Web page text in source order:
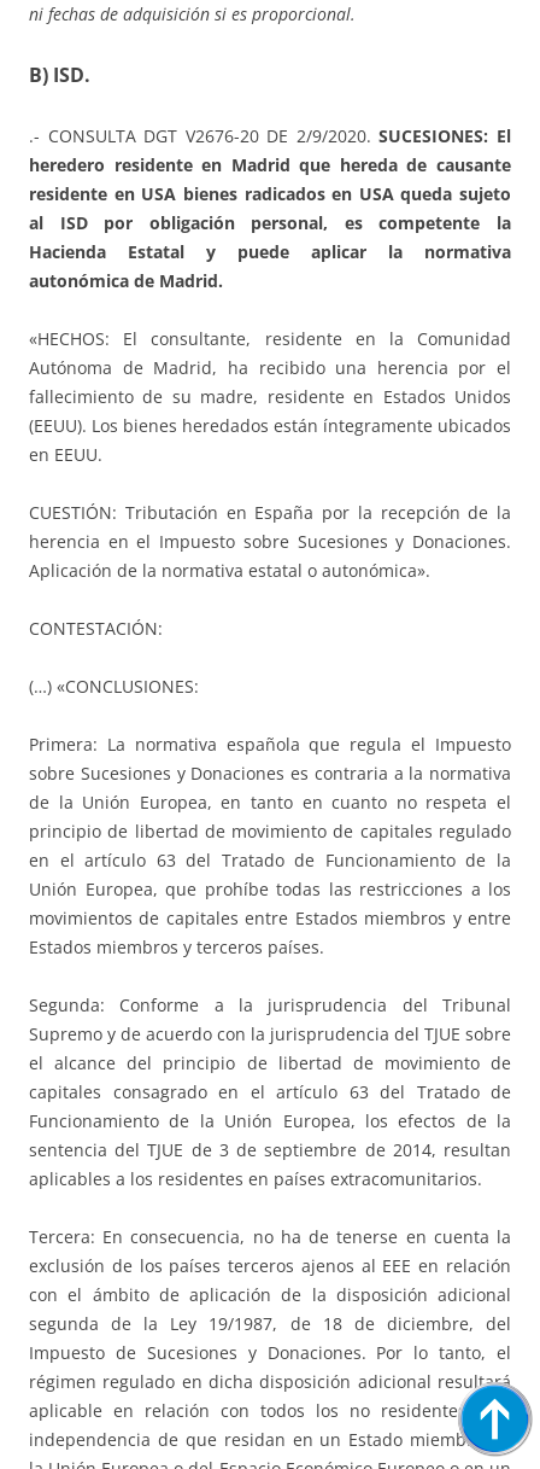
ni fechas de adquisición si es proporcional.
B) ISD.
.- CONSULTA DGT V2676-20 DE 2/9/2020.SUCESIONES: El
heredero residente en Madrid que hereda de causante
residente en USA bienes radicados en USA queda sujeto
al ISD por obligación personal, es competente la
Hacienda Estatal y puede aplicar la normativa
autonómica de Madrid.
«HECHOS: El consultante, residente en la Comunidad
Autónoma de Madrid, ha recibido una herencia por el
fallecimiento de su madre, residente en Estados Unidos
(EEUU). Los bienes heredados están íntegramente ubicados
en EEUU.
CUESTIÓN: Tributación en España por la recepción de la
herencia en el Impuesto sobre Sucesiones y Donaciones.
Aplicación de la normativa estatal o autonómica».
CONTESTACIÓN:
(…) «CONCLUSIONES:
Primera: La normativa española que regula el Impuesto
sobre Sucesiones y Donaciones es contraria a la normativa
de la Unión Europea, en tanto en cuanto no respeta el
principio de libertad de movimiento de capitales regulado
en el artículo 63 del Tratado de Funcionamiento de la
Unión Europea, que prohíbe todas las restricciones a los
movimientos de capitales entre Estados miembros y entre
Estados miembros y terceros países.
Segunda: Conforme a la jurisprudencia del Tribunal
Supremo y de acuerdo con la jurisprudencia del TJUE sobre
el alcance del principio de libertad de movimiento de
capitales consagrado en el artículo 63 del Tratado de
Funcionamiento de la Unión Europea, los efectos de la
sentencia del TJUE de 3 de septiembre de 2014, resultan
aplicables a los residentes en países extracomunitarios.
Tercera: En consecuencia, no ha de tenerse en cuenta la
exclusión de los países terceros ajenos al EEE en relación
con el ámbito de aplicación de la disposición adicional
segunda de la Ley 19/1987, de 18 de diciembre, del
Impuesto de Sucesiones y Donaciones. Por lo tanto, el
régimen regulado en dicha disposición adicional resultará
aplicable en relación con todos los no residentes, con
independencia de que residan en un Estado miembro de